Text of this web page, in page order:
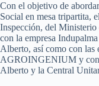
Con el objetivo de
Social en mesa tripartita,
Inspección, del Ministerio
con la empresa
Alberto, así como con las
AGROINGENIUM y
Alberto y la Central